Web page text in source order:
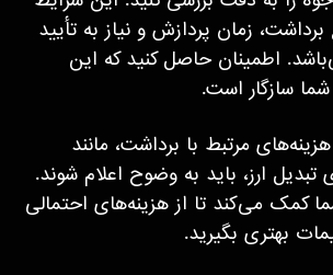
زمان پردازش و نیاز به تأیید
اطمینان حاصل کنید که این
سازگار است.
مرتبط با برداشت، مانند
تبدیل ارز، باید به وضوح اعلام شوند.
کمک می‌کند تا از هزینه‌های احتمالی
بهتری بگیرید.